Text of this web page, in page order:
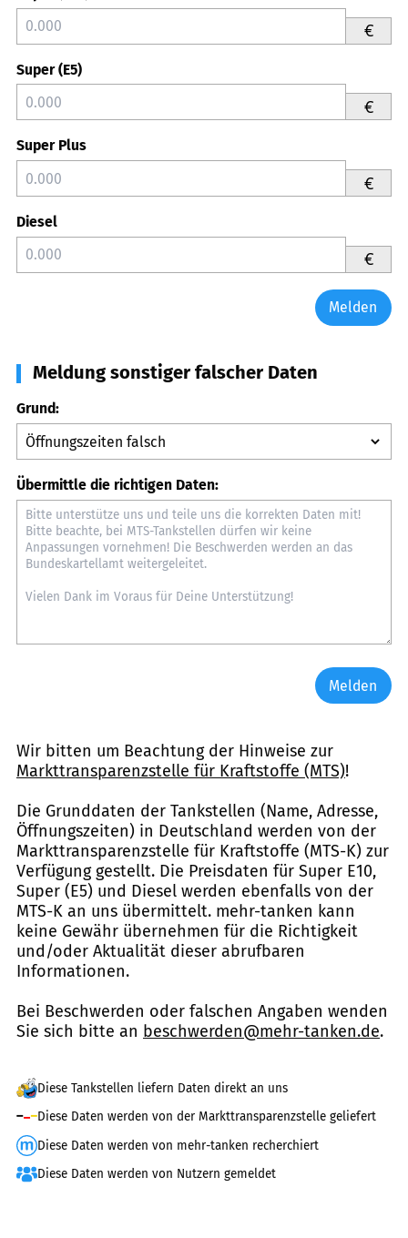
€
Super (E5)
€
Super Plus
€
Diesel
€
Melden
Meldung sonstiger falscher Daten
Grund:
Übermittle die richtigen Daten:
Melden
Wir bitten um Beachtung der Hinweise zur
Markttransparenzstelle für Kraftstoffe (MTS)!
Die Grunddaten der Tankstellen (Name, Adresse,
Öffnungszeiten) in Deutschland werden von der
Markttransparenzstelle für Kraftstoffe (MTS-K) zur
Verfügung gestellt. Die Preisdaten für Super E10,
Super (E5) und Diesel werden ebenfalls von der
MTS-K an uns übermittelt. mehr-tanken kann
keine Gewähr übernehmen für die Richtigkeit
und/oder Aktualität dieser abrufbaren
Informationen.
Bei Beschwerden oder falschen Angaben wenden
Sie sich bitte an beschwerden@mehr-tanken.de.
Diese Tankstellen liefern Daten direkt an uns
Diese Daten werden von der Markttransparenzstelle geliefert
Diese Daten werden von mehr-tanken recherchiert
Diese Daten werden von Nutzern gemeldet